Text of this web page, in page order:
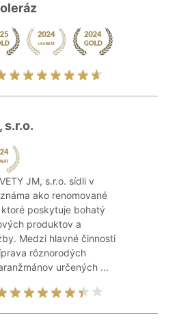
s.r.o.
JM, s.r.o. sídli v
ako renomované
poskytuje bohatý
produktov a
Medzi hlavné činnosti
rôznorodých
určených ...